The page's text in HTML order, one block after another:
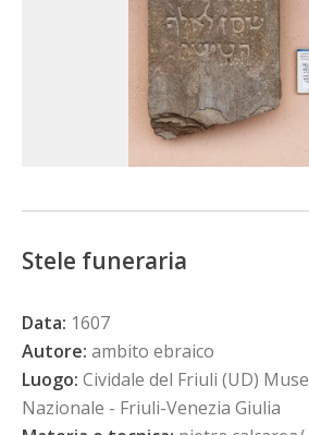
Stele funeraria
Data: 1607
Autore: ambito ebraico
Luogo: Cividale del Friuli (UD)
Nazionale - Friuli-Venezia Giulia